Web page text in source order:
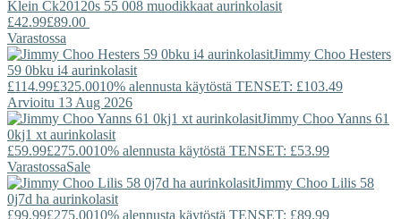
Klein Ck20120s 55 008 muodikkaat aurinkolasit
£42.99£89.00
Varastossa
Jimmy Choo Hesters
59 0bku i4 aurinkolasit
£114.99£325.0010% alennusta käytöstä TENSET: £103.49
Arvioitu 13 Aug 2026
Jimmy ChooYanns 61
0kj1 xt aurinkolasit
£59.99£275.0010% alennusta käytöstä TENSET: £53.99
VarastossaSale
Jimmy Choo Lilis 58
0j7d ha aurinkolasit
£99.99£275.0010% alennusta käytöstä TENSET: £89.99